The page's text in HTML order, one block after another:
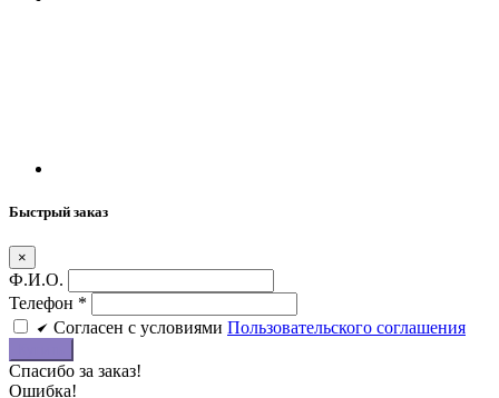
Быстрый заказ
×
Ф.И.О.
Телефон *
Cогласен c условиями Пользовательского соглашения
Спасибо за заказ!
Ошибка!